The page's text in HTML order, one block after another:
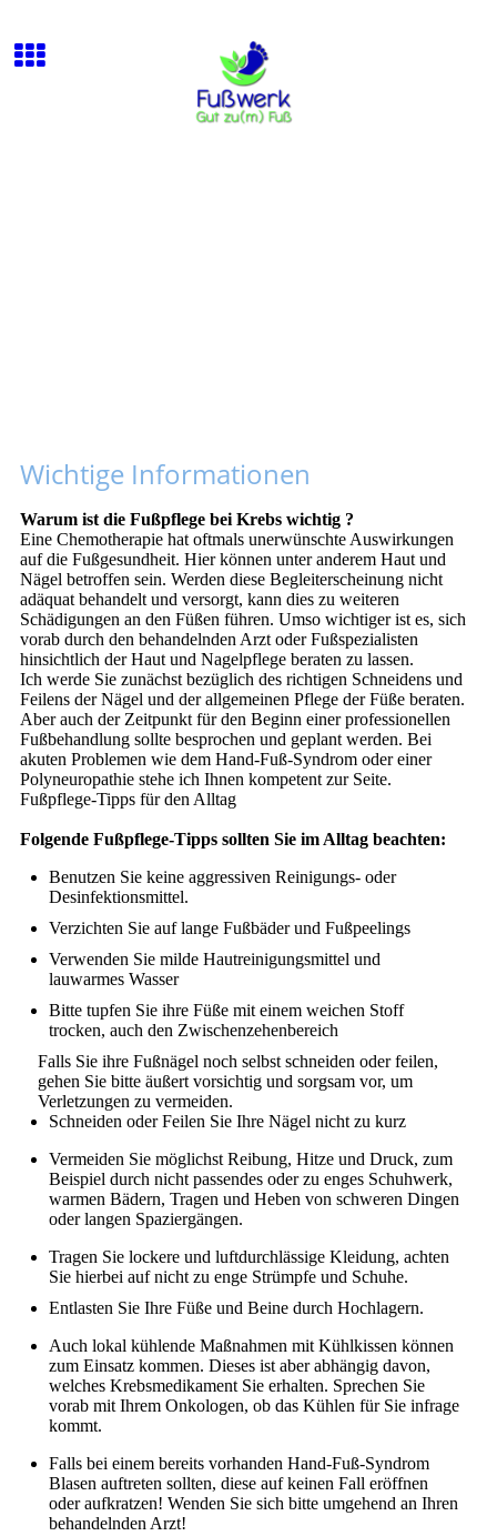
Wichtige Informationen
Warum ist die Fußpflege bei Krebs wichtig ?
Eine Chemotherapie hat oftmals unerwünschte Auswirkungen
auf die Fußgesundheit. Hier können unter anderem Haut und
Nägel betroffen sein. Werden diese Begleiterscheinung nicht
adäquat behandelt und versorgt, kann dies zu weiteren
Schädigungen an den Füßen führen. Umso wichtiger ist es, sich
vorab durch den behandelnden Arzt oder Fußspezialisten
hinsichtlich der Haut und Nagelpflege beraten zu lassen.
Ich werde Sie zunächst bezüglich des richtigen Schneidens und
Feilens der Nägel und der allgemeinen Pflege der Füße beraten.
Aber auch der Zeitpunkt für den Beginn einer professionellen
Fußbehandlung sollte besprochen und geplant werden. Bei
akuten Problemen wie dem Hand-Fuß-Syndrom oder einer
Polyneuropathie stehe ich Ihnen kompetent zur Seite.
Fußpflege-Tipps für den Alltag
Folgende Fußpflege-Tipps sollten Sie im Alltag beachten:
Benutzen Sie keine aggressiven Reinigungs- oder
Desinfektionsmittel.
Verzichten Sie auf lange Fußbäder und Fußpeelings
Verwenden Sie milde Hautreinigungsmittel und
lauwarmes Wasser
Bitte tupfen Sie ihre Füße mit einem weichen Stoff
trocken, auch den Zwischenzehenbereich
Falls Sie ihre Fußnägel noch selbst schneiden oder feilen,
gehen Sie bitte äußert vorsichtig und sorgsam vor, um
Verletzungen zu vermeiden.
Schneiden oder Feilen Sie Ihre Nägel nicht zu kurz
Vermeiden Sie möglichst Reibung, Hitze und Druck, zum
Beispiel durch nicht passendes oder zu enges Schuhwerk,
warmen Bädern, Tragen und Heben von schweren Dingen
oder langen Spaziergängen.
Tragen Sie lockere und luftdurchlässige Kleidung, achten
Sie hierbei auf nicht zu enge Strümpfe und Schuhe.
Entlasten Sie Ihre Füße und Beine durch Hochlagern.
Auch lokal kühlende Maßnahmen mit Kühlkissen können
zum Einsatz kommen. Dieses ist aber abhängig davon,
welches Krebsmedikament Sie erhalten. Sprechen Sie
vorab mit Ihrem Onkologen, ob das Kühlen für Sie infrage
kommt.
Falls bei einem bereits vorhanden Hand-Fuß-Syndrom
Blasen auftreten sollten, diese auf keinen Fall eröffnen
oder aufkratzen! Wenden Sie sich bitte umgehend an Ihren
behandelnden Arzt!